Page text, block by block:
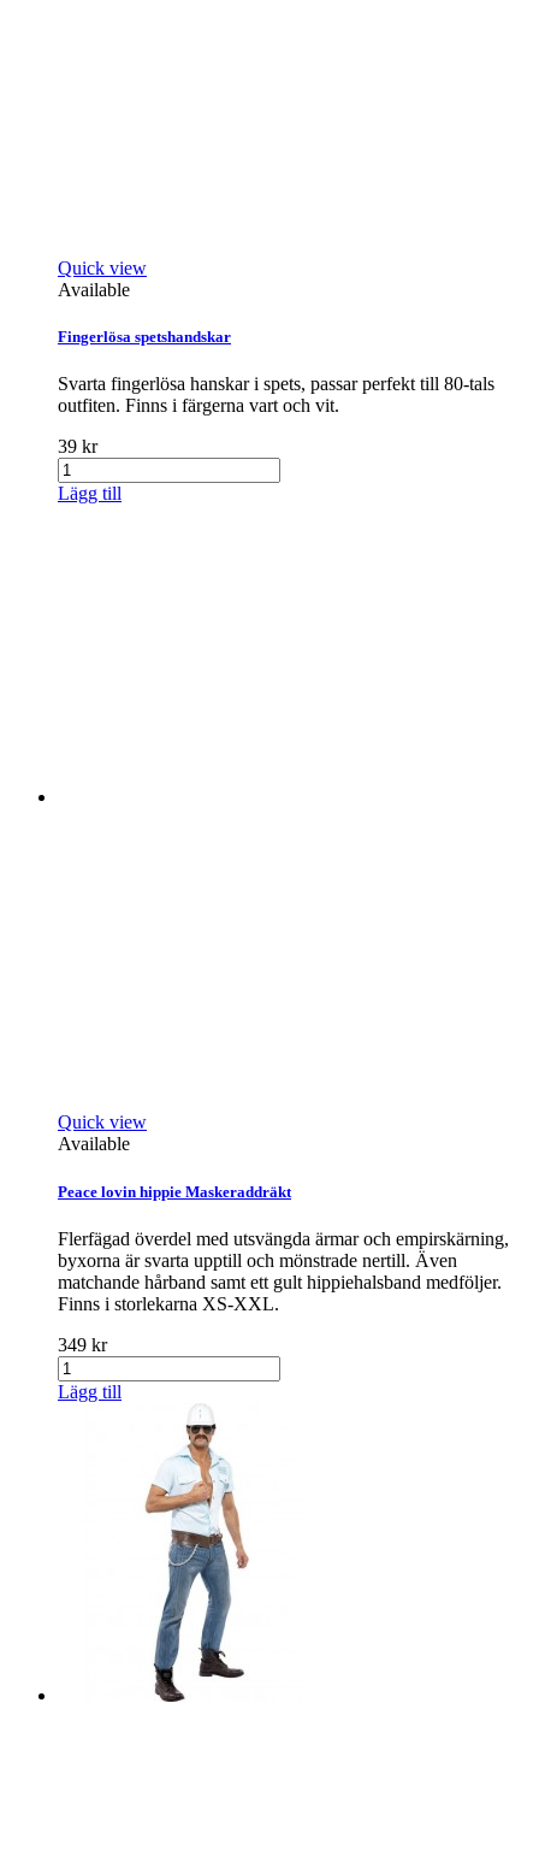
Quick view
Available
Fingerlösa spetshandskar
Svarta fingerlösa hanskar i spets, passar perfekt till 80-tals
outfiten. Finns i färgerna vart och vit.
39 kr
Lägg till
Quick view
Available
Peace lovin hippie Maskeraddräkt
Flerfägad överdel med utsvängda ärmar och empirskärning,
byxorna är svarta upptill och mönstrade nertill. Även
matchande hårband samt ett gult hippiehalsband medföljer.
Finns i storlekarna XS-XXL.
349 kr
Lägg till